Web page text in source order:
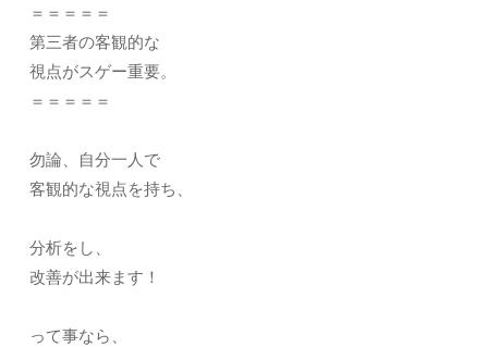
＝＝＝＝＝
第三者の客観的な
視点がスゲー重要。
＝＝＝＝＝
勿論、自分一人で
客観的な視点を持ち、
分析をし、
改善が出来ます！
って事なら、